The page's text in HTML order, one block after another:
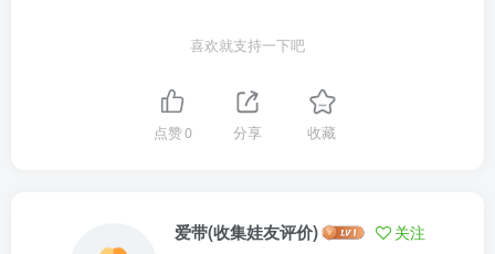
喜欢就支持一下吧
点赞0 分享 收藏
爱带(收集娃友评价) 关注